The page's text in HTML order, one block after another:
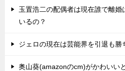
玉置浩二の配偶者は現在誰で離婚
いるの？
ジェロの現在は芸能界を引退も勝
奥山葵(amazonのcm)がかわいい